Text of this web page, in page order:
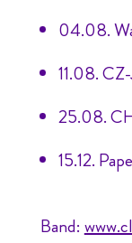
04.08.
11.08.
25.08.
15.12.
Band: